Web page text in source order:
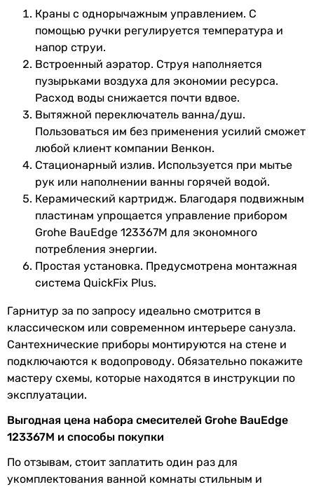
матовая
глянцевая
глянцевая
глянцевая
глянцевая
глянцевая
глянцевая
врезной, настенный
врезной, настенный
врезной, настенный
врезной, настенный
врезной, настенный
врезной, настенный
врезной, настенный
врезной, настенный
врезной, настенный
Управление
однорычажный
однорычажный
однорычажный
однорычажный
однорычажный
Смеситель для
умывальника
Grohe BauEdge 23758000
Смеситель для
ванны
Grohe BauEdge 32820000
Душевой
гарнитур
Grohe New Tempesta 100
27598001
Физические характеристики
Цвет хром
Длина излива 166 мм, 107 мм
Высота 94 мм, 108 мм
Гарантия 72 мес.
Увидели ошибку в описании или характеристиках?
Сообщите нам об этом!
Сообщить об ошибке
Характеристики, комплектация и фотографии Grohe
BauEdge 123367M носят ознакомительный характер и могут
несет ответственности за изменения, внесенные
производителем.
Краны с однорычажным управлением. С
помощью ручки регулируется температура и
напор струи.
Встроенный аэратор. Струя наполняется
пузырьками воздуха для экономии ресурса.
Расход воды снижается почти вдвое.
Вытяжной переключатель ванна/душ.
Пользоваться им без применения усилий сможет
любой клиент компании Венкон.
Стационарный излив. Используется при мытье
рук или наполнении ванны горячей водой.
Керамический картридж. Благодаря подвижным
пластинам упрощается управление прибором
Grohe BauEdge 123367M для экономного
потребления энергии.
Простая установка. Предусмотрена монтажная
система QuickFix Plus.
Гарнитур за по запросу идеально смотрится в
классическом или современном интерьере санузла.
Сантехнические приборы монтируются на стене и
подключаются к водопроводу. Обязательно покажите
мастеру схемы, которые находятся в инструкции по
эксплуатации.
Выгодная цена набора смесителей Grohe BauEdge
123367M и способы покупки
По отзывам, стоит заплатить один раз для
укомплектования ванной комнаты стильным и